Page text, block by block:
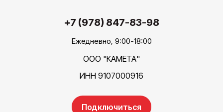
+7 (978) 847-83-98
Ежедневно, 9:00-18:00
ООО "КАМЕТА"
ИНН 9107000916
Подключиться